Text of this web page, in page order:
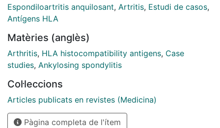
Cw1, Cw2, DR1, and the B27 antigen was observed.
Patients with AS showed a significant increase in
group. No differences in antigenic frequencies were
observed in patients having peripheral arthritis and
patients with only axial involvement. Seven out of nine
DR7 positive, suggesting that DR7 or genes closely
linked could be related with a more aggressive
peripheral joint involvement in patients with AS.
Espondiloartritis anquilosant, Artritis, Estudi de casos,
Antígens HLA
Matèries (anglès)
Arthritis, HLA histocompatibility antigens, Case
studies, Ankylosing spondylitis
Col·leccions
Articles publicats en revistes (Medicina)
Pàgina completa de l'ítem